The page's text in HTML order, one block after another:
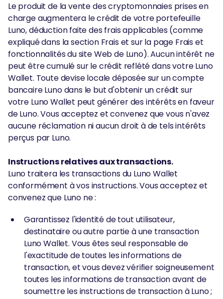
Le produit de la vente des cryptomonnaies prises en
charge augmentera le crédit de votre portefeuille
Luno, déduction faite des frais applicables (comme
expliqué dans la section Frais et sur la page Frais et
fonctionnalités du site Web de Luno). Aucun intérêt ne
peut être cumulé sur le crédit reflété dans votre Luno
Wallet. Toute devise locale déposée sur un compte
bancaire Luno dans le but d'obtenir un crédit sur
votre Luno Wallet peut générer des intérêts en faveur
de Luno. Vous acceptez et convenez que vous n'avez
aucune réclamation ni aucun droit à de tels intérêts
perçus par Luno.
Instructions relatives aux transactions.
Luno traitera les transactions du Luno Wallet
conformément à vos instructions. Vous acceptez et
convenez que Luno ne :
Garantissez l'identité de tout utilisateur,
destinataire ou autre partie à une transaction
Luno Wallet. Vous êtes seul responsable de
l'exactitude de toutes les informations de
transaction, et vous devez vérifier soigneusement
toutes les informations de transaction avant de
soumettre les instructions de transaction à Luno ;